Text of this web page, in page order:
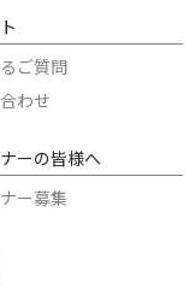
ご質問
わせ
ーの皆様へ
ー募集